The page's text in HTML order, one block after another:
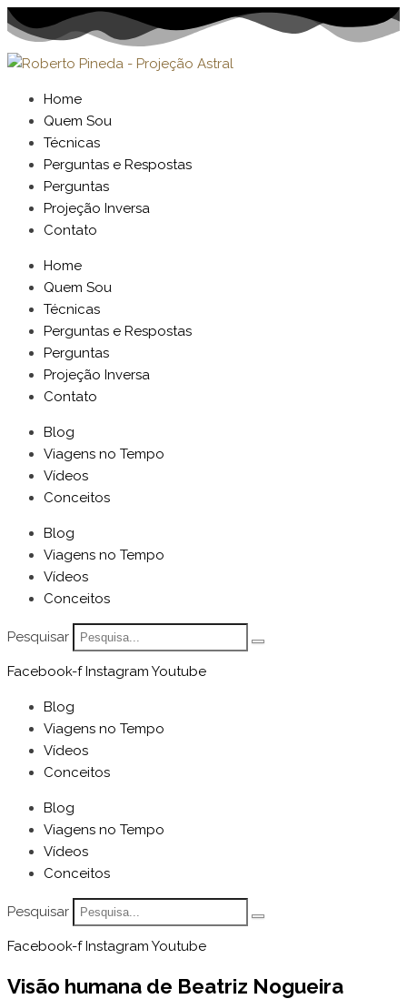
Home
Quem Sou
Técnicas
Perguntas e Respostas
Perguntas
Projeção Inversa
Contato
Home
Quem Sou
Técnicas
Perguntas e Respostas
Perguntas
Projeção Inversa
Contato
Blog
Viagens no Tempo
Vídeos
Conceitos
Blog
Viagens no Tempo
Vídeos
Conceitos
Pesquisar
Facebook-f Instagram Youtube
Blog
Viagens no Tempo
Vídeos
Conceitos
Blog
Viagens no Tempo
Vídeos
Conceitos
Pesquisar
Facebook-f Instagram Youtube
Visão humana de Beatriz Nogueira